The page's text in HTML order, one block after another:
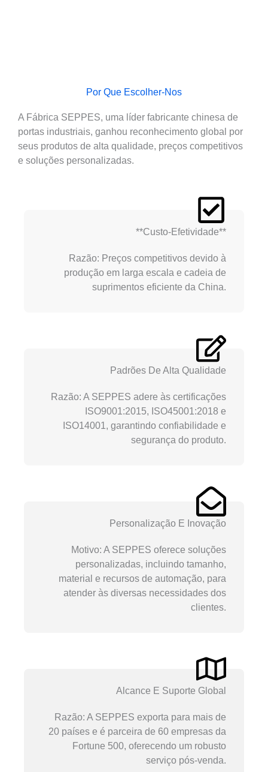
Por Que Escolher-Nos
A Fábrica SEPPES, uma líder fabricante chinesa de
portas industriais, ganhou reconhecimento global por
seus produtos de alta qualidade, preços competitivos
e soluções personalizadas.
**Custo-Efetividade**
Razão: Preços competitivos devido à
produção em larga escala e cadeia de
suprimentos eficiente da China.
Padrões De Alta Qualidade
Razão: A SEPPES adere às certificações
ISO9001:2015, ISO45001:2018 e
ISO14001, garantindo confiabilidade e
segurança do produto.
Personalização E Inovação
Motivo: A SEPPES oferece soluções
personalizadas, incluindo tamanho,
material e recursos de automação, para
atender às diversas necessidades dos
clientes.
Alcance E Suporte Global
Razão: A SEPPES exporta para mais de
20 países e é parceira de 60 empresas da
Fortune 500, oferecendo um robusto
serviço pós-venda.